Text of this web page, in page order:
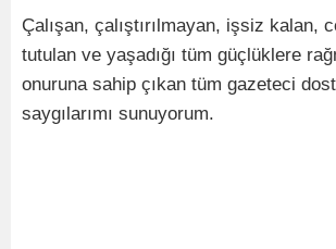
Çalışan, çalıştırılmayan, işsiz kalan,
tutulan ve yaşadığı tüm güçlüklere
onuruna sahip çıkan tüm gazeteci
saygılarımı sunuyorum.